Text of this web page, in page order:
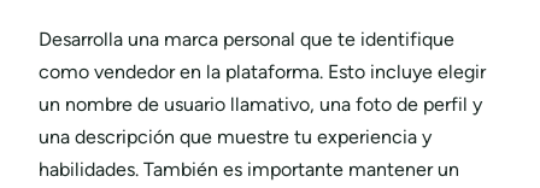
Desarrolla una marca personal que te identifique
como vendedor en la plataforma. Esto incluye elegir
un nombre de usuario llamativo, una foto de perfil y
una descripción que muestre tu experiencia y
habilidades. También es importante mantener un